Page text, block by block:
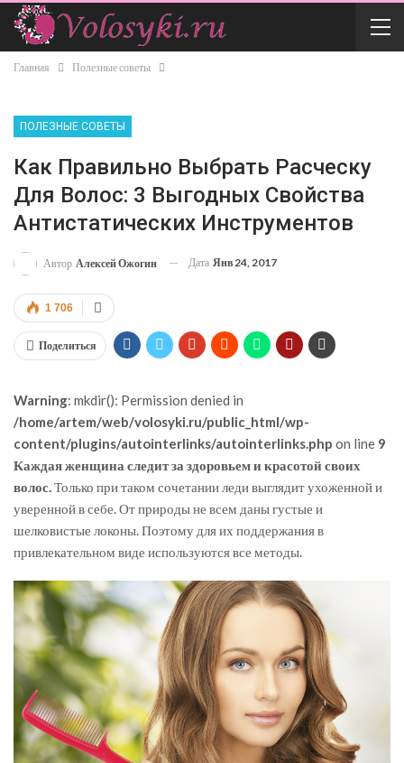
Главная Полезные советы
ПОЛЕЗНЫЕ СОВЕТЫ
Как Правильно Выбрать Расческу
Для Волос: 3 Выгодных Свойства
Антистатических Инструментов
Автор Алексей Ожогин Дата Янв 24, 2017
1 706
Поделиться
Warning: mkdir(): Permission denied in
/home/artem/web/volosyki.ru/public_html/wp-
content/plugins/autointerlinks/autointerlinks.php on line 9
Каждая женщина следит за здоровьем и красотой своих
волос.Только при таком сочетании леди выглядит ухоженной и
уверенной в себе. От природы не всем даны густые и
шелковистые локоны. Поэтому для их поддержания в
привлекательном виде используются все методы.